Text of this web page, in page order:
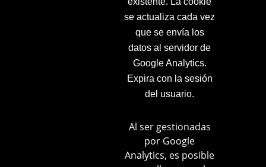
se actualiza cada vez
que se envía los
datos al servidor de
Google Analytics.
Expira con la sesión
del usuario.
Al ser gestionadas
por Google
Analytics, es posible